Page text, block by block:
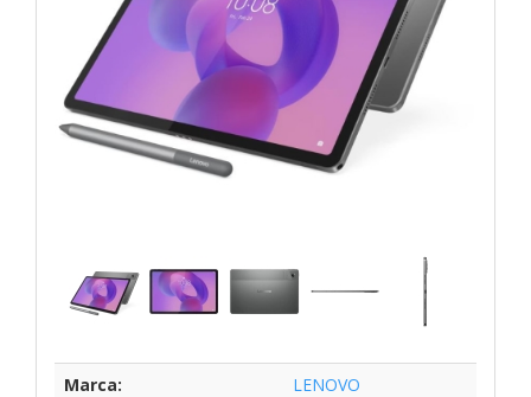
Marca:
LENOVO